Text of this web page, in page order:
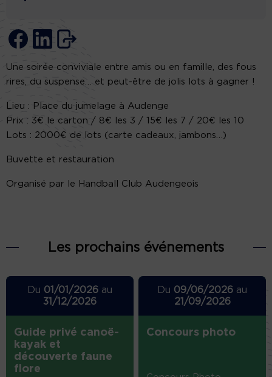
Une soirée conviviale entre amis ou en famille, des fous
rires, du suspense… et peut-être de jolis lots à gagner !
Lieu : Place du jumelage à Audenge
Prix : 3€ le carton / 8€ les 3 / 15€ les 7 / 20€ les 10
Lots : 2000€ de lots (carte cadeaux, jambons…)
Buvette et restauration
Organisé par le Handball Club Audengeois
Les prochains événements
Du 01/01/2026au
31/12/2026
Guide privé canoë-
kayak et
découverte faune
flore
Du 09/06/2026 au
21/09/2026
Concours photo